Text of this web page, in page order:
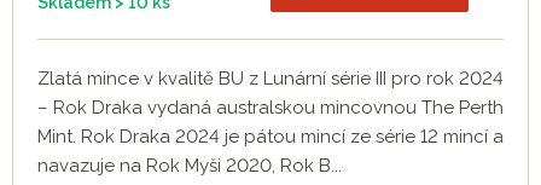
Zlatá mince v kvalitě BU z Lunární série III pro rok 2024
– Rok Draka vydaná australskou mincovnou The Perth
Mint. Rok Draka 2024 je pátou mincí ze série 12 mincí a
navazuje na Rok Myši 2020, Rok B...